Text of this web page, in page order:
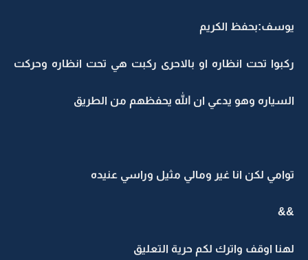
يوسف:بحفظ الكريم
ركبوا تحت انظاره او بالاحرى ركبت هي تحت انظاره وحركت
السياره وهو يدعي ان الله يحفظهم من الطريق
توامي لكن انا غير ومالي مثيل وراسي عنيده
&&
لهنا اوقف واترك لكم حرية التعليق